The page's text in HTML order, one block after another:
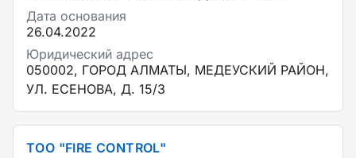
Дата основания
26.04.2022
Юридический адрес
050002, ГОРОД АЛМАТЫ, МЕДЕУСКИЙ РАЙОН,
УЛ. ЕСЕНОВА, Д. 15/3
ТОО "FIRE CONTROL"